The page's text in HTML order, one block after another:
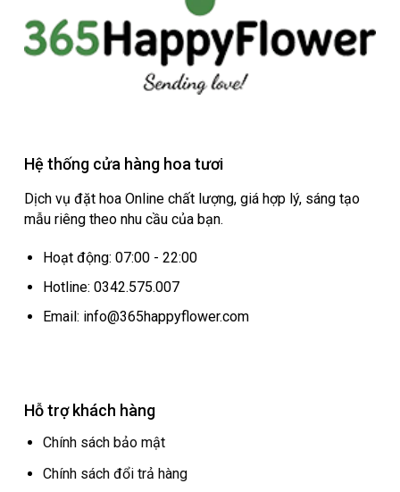
Hệ thống cửa hàng hoa tươi
Dịch vụ đặt hoa Online chất lượng, giá hợp lý, sáng tạo
mẫu riêng theo nhu cầu của bạn.
Hoạt động: 07:00 - 22:00
Hotline: 0342.575.007
Email: info@365happyflower.com
Hỗ trợ khách hàng
Chính sách bảo mật
Chính sách đổi trả hàng